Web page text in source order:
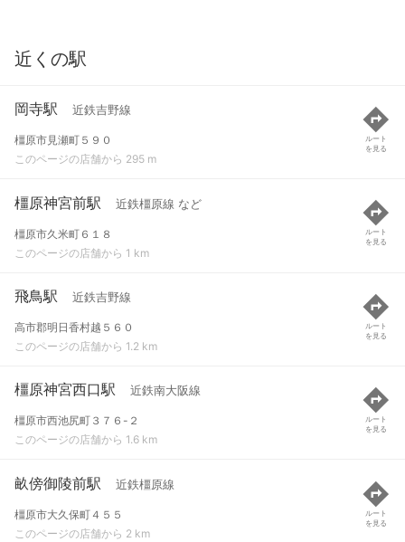
近くの駅
岡寺駅 近鉄吉野線
橿原市見瀬町５９０
このページの店舗から 295 m
ルート
を見る
橿原神宮前駅 近鉄橿原線 など
橿原市久米町６１８
このページの店舗から 1 km
ルート
を見る
飛鳥駅 近鉄吉野線
高市郡明日香村越５６０
このページの店舗から 1.2 km
ルート
を見る
橿原神宮西口駅 近鉄南大阪線
橿原市西池尻町３７６-２
このページの店舗から 1.6 km
ルート
を見る
畝傍御陵前駅 近鉄橿原線
橿原市大久保町４５５
このページの店舗から 2 km
ルート
を見る